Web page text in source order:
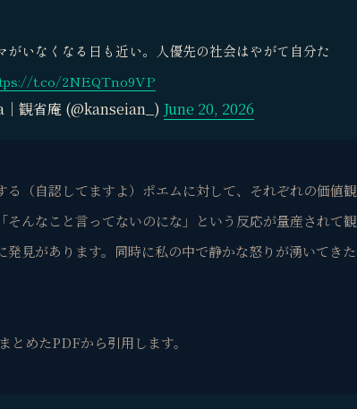
がいなくなる日も近い。人優先の社会はやがて自分た
t.co/2NEQTno9VP
観省庵 (@kanseian_) June 20, 2026
る（自認してますよ）ポエムに対して、それぞれの価値観
そんなこと言ってないのにな」という反応が量産されて観
発見があります。同時に私の中で静かな怒りが湧いてきた
とめたPDFから引用します。